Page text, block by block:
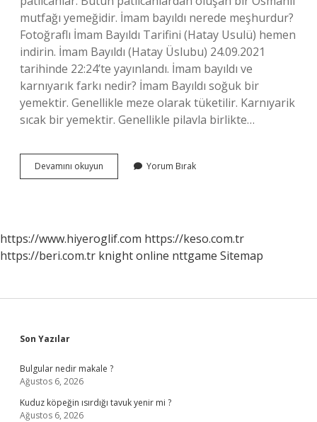
mutfağı yemeğidir. İmam bayıldı nerede meşhurdur?
Fotoğraflı İmam Bayıldı Tarifini (Hatay Usulü) hemen
indirin. İmam Bayıldı (Hatay Üslubu) 24.09.2021
tarihinde 22:24’te yayınlandı. İmam bayıldı ve
karnıyarık farkı nedir? İmam Bayıldı soğuk bir
yemektir. Genellikle meze olarak tüketilir. Karnıyarik
sıcak bir yemektir. Genellikle pilavla birlikte…
Devamını okuyun
Bayıldı
Yorum Bırak
https://www.hiyeroglif.com https://keso.com.tr
https://beri.com.tr knight online nttgame Sitemap
Sidebar
Son Yazılar
Bulgular nedir makale ?
Ağustos 6, 2026
Kuduz köpeğin ısırdığı tavuk yenir mi ?
Ağustos 6, 2026